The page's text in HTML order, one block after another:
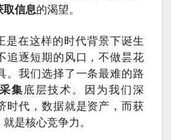
取信息的渴望。
是在这样的时代背景下诞生
追逐短期的风口，不做昙花
。我们选择了一条最难的路
集 底层技术。因为我们深
时代，数据就是资产，而获
是核心竞争力。